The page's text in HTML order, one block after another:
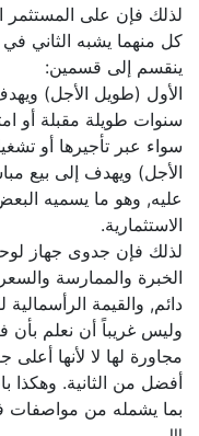
لذلك فإن على المستثمر
كل منهما يشبه الثاني
ينقسم إلى قسمين:
الأول (طويل الأجل) ويهدف
سنوات طويلة مقبلة أو
سواء عبر تأجيرها أو
الأجل) ويهدف إلى بيع
عليه, وهو ما يسميه
الاستثمارية.
لذلك فإن جدوى جهاز لوحى
الخبرة والممارسة
دائم, والقيمة الرأسمالية
وليس غريباً أن نعلم بأن
مجاورة لها لا لأنها أعلى
أفضل من الثانية. وهكذا
بما يشمله من مواصفات